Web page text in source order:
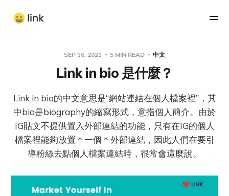
SEP 16, 2021 5 MIN READ 中文
Link in bio 是什麼？
Link in bio的中文意思是“網站連結在個人檔案裡”，其
中bio是biography的縮寫形式，意指個人簡介。由於
IG貼文不提供置入外部連結的功能，只有在IG的個人
檔案裡能夠放置＊一個＊外部連結，因此人們在要引
導粉絲去點個人檔案連結時，很常會這麼說。